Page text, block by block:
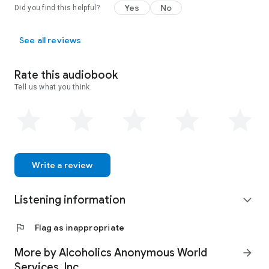
Did you find this helpful? Yes No
See all reviews
Rate this audiobook
Tell us what you think.
Write a review
Listening information expand_more
flag Flag as inappropriate
More by Alcoholics Anonymous World
arrow_forward